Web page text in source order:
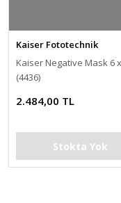
Kaiser Fototechnik
Kaiser Negative Mask 6
(4436)
2.484,00 TL
Stokta Yok